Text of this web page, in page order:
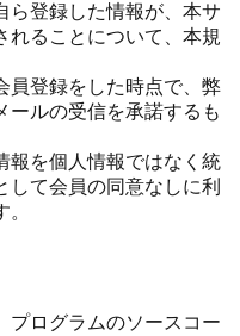
ら登録した情報が、本サ
れることについて、本規
員登録をした時点で、弊
ールの受信を承諾するも
報を個人情報ではなく統
して会員の同意なしに利
プログラムのソースコー